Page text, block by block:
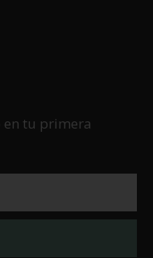
en tu primera